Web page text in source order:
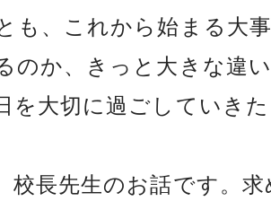
も、これから始まる大
のか、きっと大きな違
を大切に過ごしていき
校長先生のお話です。